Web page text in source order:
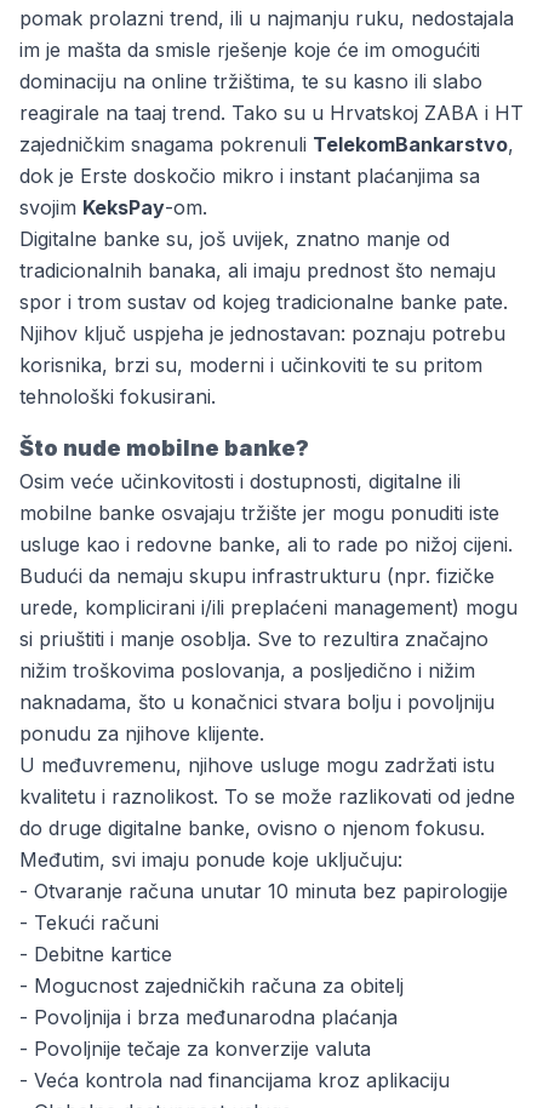
pomak prolazni trend, ili u najmanju ruku, nedostajala
im je mašta da smisle rješenje koje će im omogućiti
dominaciju na online tržištima, te su kasno ili slabo
reagirale na taaj trend. Tako su u Hrvatskoj ZABA i HT
zajedničkim snagama pokrenuli TelekomBankarstvo,
dok je Erste doskočio mikro i instant plaćanjima sa
svojim KeksPay-om.
Digitalne banke su, još uvijek, znatno manje od
tradicionalnih banaka, ali imaju prednost što nemaju
spor i trom sustav od kojeg tradicionalne banke pate.
Njihov ključ uspjeha je jednostavan: poznaju potrebu
korisnika, brzi su, moderni i učinkoviti te su pritom
tehnološki fokusirani.
Što nude mobilne banke?
Osim veće učinkovitosti i dostupnosti, digitalne ili
mobilne banke osvajaju tržište jer mogu ponuditi iste
usluge kao i redovne banke, ali to rade po nižoj cijeni.
Budući da nemaju skupu infrastrukturu (npr. fizičke
urede, komplicirani i/ili preplaćeni management) mogu
si priuštiti i manje osoblja. Sve to rezultira značajno
nižim troškovima poslovanja, a posljedično i nižim
naknadama, što u konačnici stvara bolju i povoljniju
ponudu za njihove klijente.
U međuvremenu, njihove usluge mogu zadržati istu
kvalitetu i raznolikost. To se može razlikovati od jedne
do druge digitalne banke, ovisno o njenom fokusu.
Međutim, svi imaju ponude koje uključuju:
- Otvaranje računa unutar 10 minuta bez papirologije
- Tekući računi
- Debitne kartice
- Mogucnost zajedničkih računa za obitelj
- Povoljnija i brza međunarodna plaćanja
- Povoljnije tečaje za konverzije valuta
- Veća kontrola nad financijama kroz aplikaciju